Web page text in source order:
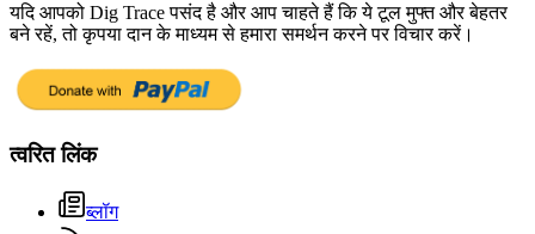
यदि आपको Dig Trace पसंद है और आप चाहते हैं कि ये टूल मुफ्त और बेहतर
बने रहें, तो कृपया दान के माध्यम से हमारा समर्थन करने पर विचार करें।
त्वरित लिंक
ब्लॉग